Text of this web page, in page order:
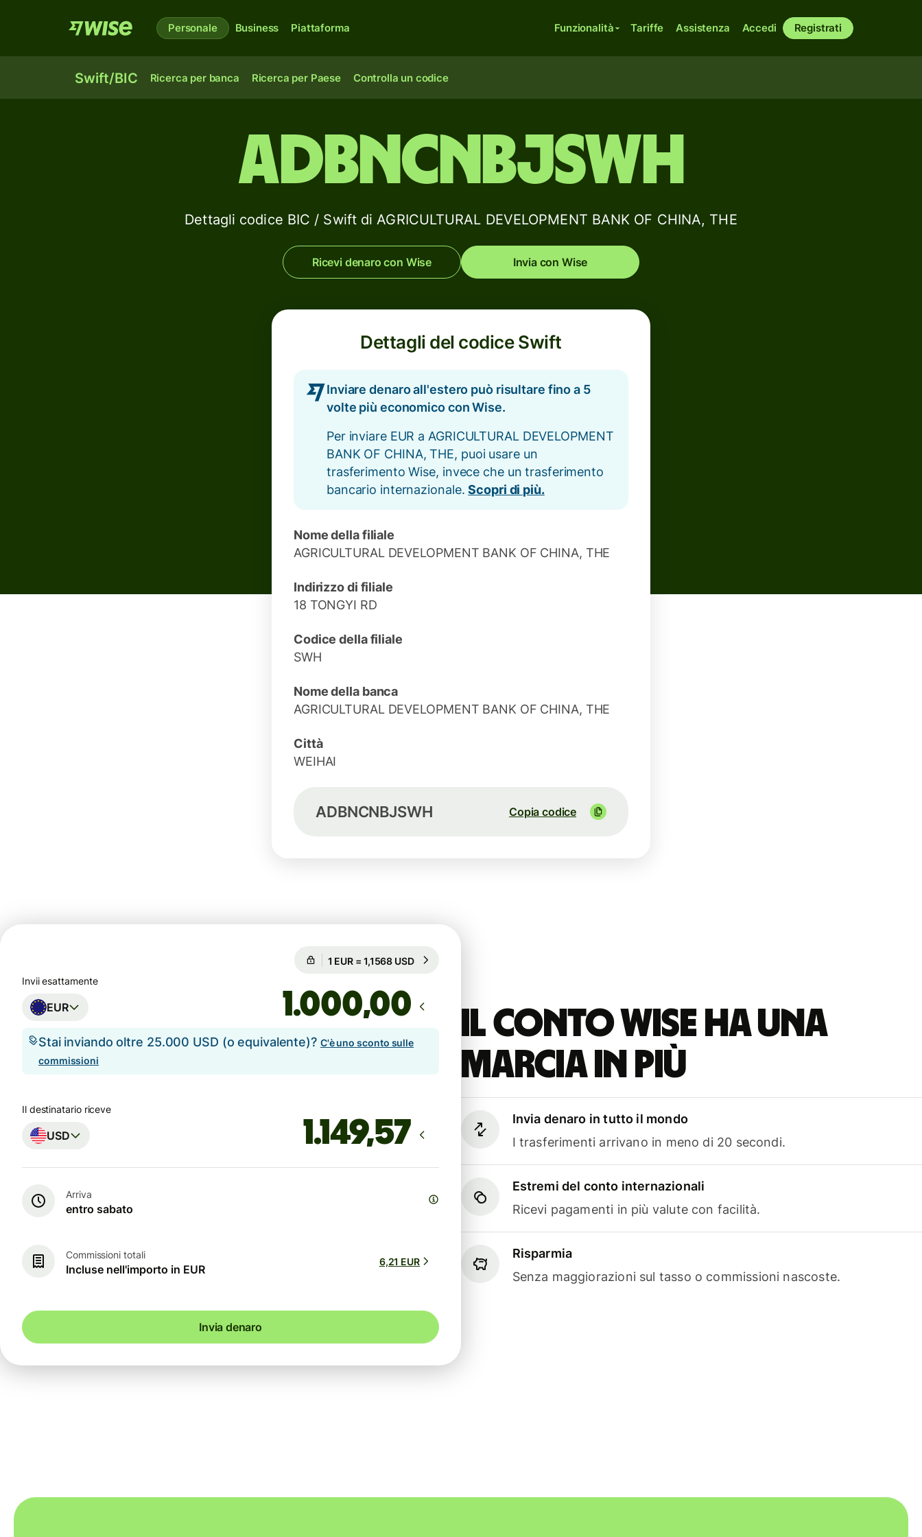
Personale Business Piattaforma Funzionalità Tariffe Assistenza Accedi Registrati
Swift/BIC Ricerca per banca Ricerca per Paese Controlla un codice
ADBNCNBJSWH
Dettagli codice BIC / Swift di AGRICULTURAL DEVELOPMENT BANK OF CHINA, THE
Ricevi denaro con Wise Invia con Wise
Dettagli del codice Swift
Inviare denaro all'estero può risultare fino a 5
volte più economico con Wise.
Per inviare EUR a AGRICULTURAL DEVELOPMENT
BANK OF CHINA, THE, puoi usare un
trasferimento Wise, invece che un trasferimento
bancario internazionale.Scopri di più.
Nome della filiale
AGRICULTURAL DEVELOPMENT BANK OF CHINA, THE
Indirizzo di filiale
18 TONGYI RD
Codice della filiale
SWH
Nome della banca
AGRICULTURAL DEVELOPMENT BANK OF CHINA, THE
Città
WEIHAI
ADBNCNBJSWH Copia codice
Il conto Wise ha una
marcia in più
Invia denaro in tutto il mondo
I trasferimenti arrivano in meno di 20 secondi.
Estremi del conto internazionali
Ricevi pagamenti in più valute con facilità.
Risparmia
Senza maggiorazioni sul tasso o commissioni nascoste.
Garantito per 97h
Invii esattamente
EUR ,00
Stai inviando oltre 25.000 USD (o equivalente)? C'è uno sconto sulle
commissioni
Il destinatario riceve
USD
Arriva
entro sabato
Commissioni totali
Incluse nell'importo in EUR
6,21 EUR
Invia denaro